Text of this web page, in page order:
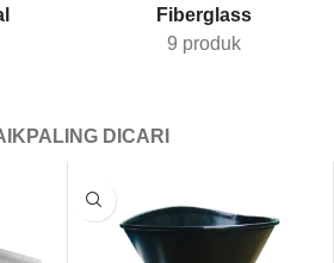
Fiberglass
9 produk
PALING DICARI